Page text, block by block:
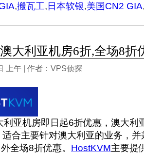
,搬瓦工,日本软银,美国CN2 GIA
大利亚机房6折,全场8折
上午 | 作者：VPS侦探
利亚机房即日起6折优惠，澳大利
合主要针对澳大利亚的业务，
全场8折优惠。 HostKVM主要提